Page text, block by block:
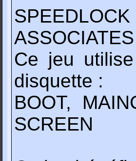
ASSOCIATES
Ce jeu
disquette :
BOOT,
SCREEN